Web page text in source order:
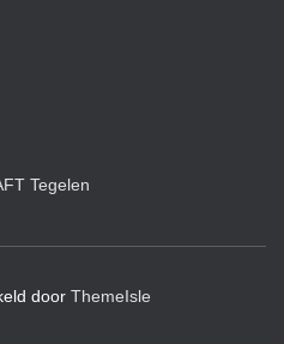
Tegelen
door ThemeIsle